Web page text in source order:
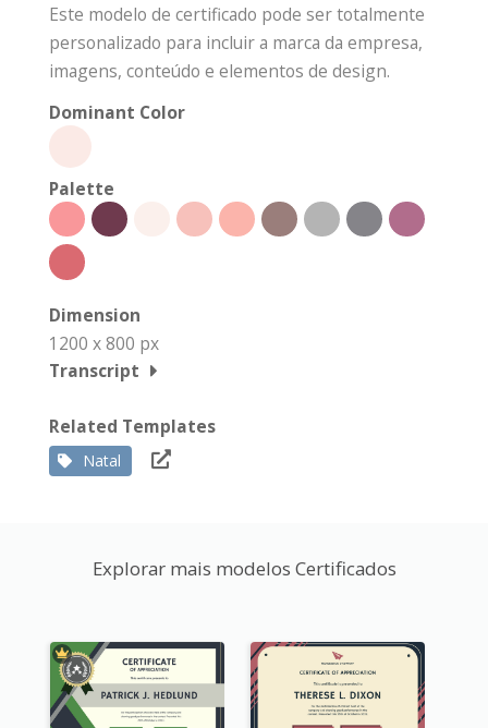
Este modelo de certificado pode ser totalmente
personalizado para incluir a marca da empresa,
imagens, conteúdo e elementos de design.
Dominant Color
Palette
Dimension
1200 x 800 px
Transcript
Related Templates
Natal
Explorar mais modelos Certificados